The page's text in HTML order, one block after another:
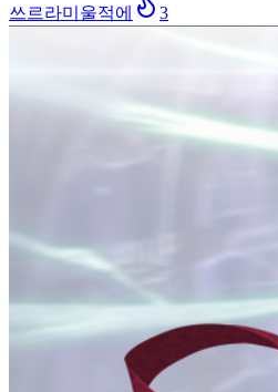
쓰르라미울적에 3